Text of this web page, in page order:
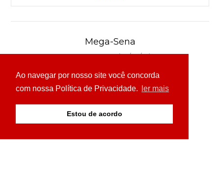
Ao navegar por nosso site você concorda
com nossa Política de Privacidade.
ler mais
Estou de acordo
Mega-Sena
Concurso 3041 (06/08/26)
16 21 24 31 43